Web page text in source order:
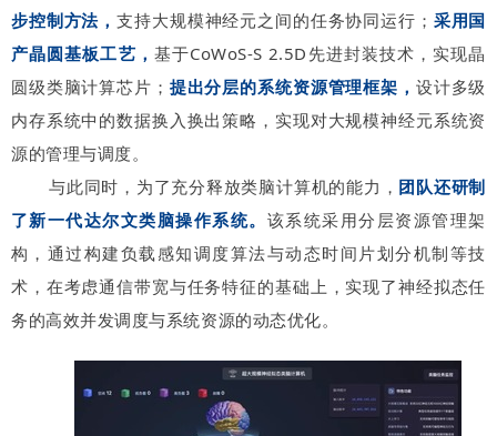
步控制方法，支持大规模神经元之间的任务协同运行； 采用国
产晶圆基板工艺， 基于CoWoS-S 2.5D先进封装技术，实现晶
圆级类脑计算芯片； 提出分层的系统资源管理框架， 设计多级
内存系统中的数据换入换出策略，实现对大规模神经元系统资
源的管理与调度。
与此同时，为了充分释放类脑计算机的能力， 团队还研制
了新一代达尔文类脑操作系统。 该系统采用分层资源管理架
构，通过构建负载感知调度算法与动态时间片划分机制等技
术，在考虑通信带宽与任务特征的基础上，实现了神经拟态任
务的高效并发调度与系统资源的动态优化。